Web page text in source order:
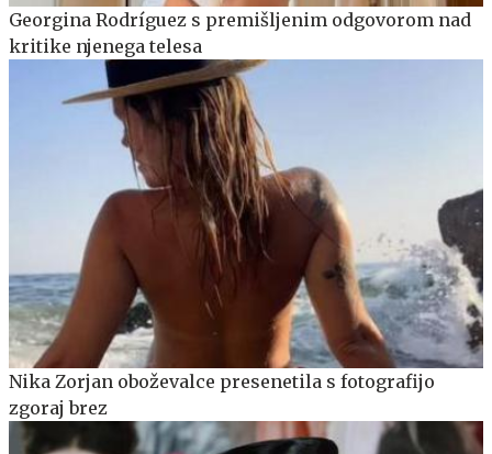
Georgina Rodríguez s premišljenim odgovorom nad
kritike njenega telesa
Nika Zorjan oboževalce presenetila s fotografijo
zgoraj brez